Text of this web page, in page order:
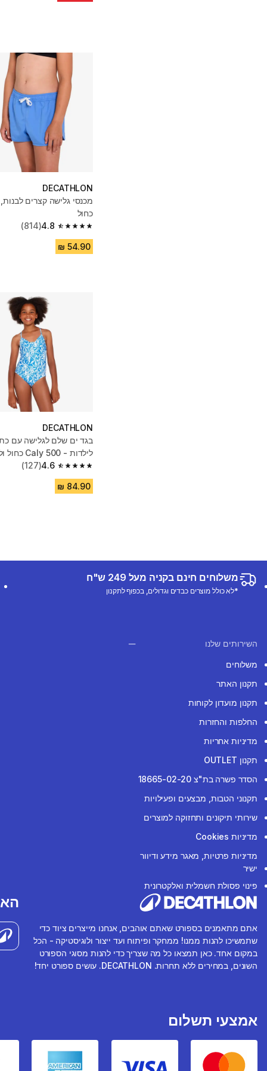
DECATHLON
כחול
4.8
4.8 out of 5 stars from 814 reviews
(814)
DECATHLON
בגד ים שלם לגלישה עם
לילדות - 500 Caly כחול ולבן
4.6
4.6 out of 5 stars from 127 reviews
(127)
משלוחים חינם בקניה מעל 249 ש"ח
*לא כולל מוצרים כבדים וגדולים, בכפוף לתקנון
השירותים שלנו
משלוחים
תקנון האתר
תקנון מועדון לקוחות
החלפות והחזרות
מדיניות אחריות
תקנון OUTLET
הסדר פשרה בת"צ 18665-02-20
תקנוני הטבות, מבצעים ופעילויות
שירותי תיקונים ותחזוקה למוצרים
מדיניות Cookies
מדיניות פרטיות, מאגר מידע ודיוור
ישיר
פינוי פסולת חשמלית ואלקטרונית
אתם מתאמנים בספורט שאתם אוהבים, אנחנו מייצרים ציוד כדי
שתמשיכו להנות ממנו! ממחקר ופיתוח ועד ייצור ולוגיסטיקה - הכל
במקום אחד. כאן תמצאו כל מה שצריך כדי להנות מסוגי הספורט
השונים, במחירים ללא תחרות. DECATHLON. עושים ספורט יחד!
אמצעי תשלום